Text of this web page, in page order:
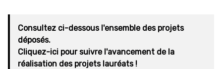
Consultez ci-dessous l'ensemble des projets
déposés.
Cliquez-ici pour suivre l'avancement de la
réalisation des projets lauréats !